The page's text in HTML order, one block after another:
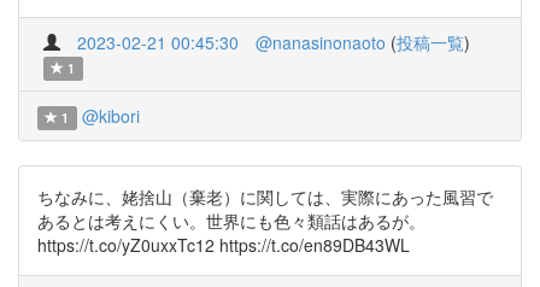
2023-02-21 00:45:30 @nanasinonaoto (投稿一覧)
1
1 @kibori
ちなみに、姥捨山（棄老）に関しては、実際にあった風習で
あるとは考えにくい。世界にも色々類話はあるが。
https://t.co/yZ0uxxTc12 https://t.co/en89DB43WL